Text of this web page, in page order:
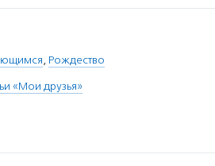
, Рождество
«Мои друзья»